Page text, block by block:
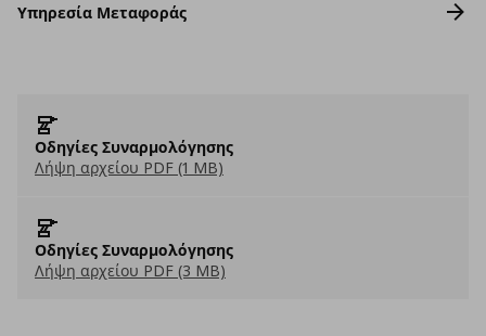
Υπηρεσία Μεταφοράς
Οδηγίες Συναρμολόγησης
Λήψη αρχείου PDF (1 MB)
Οδηγίες Συναρμολόγησης
Λήψη αρχείου PDF (3 MB)